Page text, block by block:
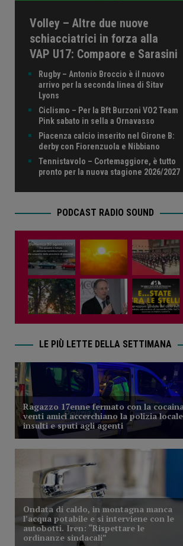
Volley – Altre due nuove
schiacciatrici in forza alla
VAP U17: Compaore e Sarasini
Rugby – Antonio Broccio è il nuovo
arrivo per la seconda linea di Sitav
Lyons
Ciclismo – Per la Bft Burzoni VO2 Team
Pink sabato in sella a Ornavasso
Piacenza calcio inserito nel Girone B:
derby con Fiorenzuola e Nibbiano
Tennistavolo – Cortemaggiore, è tutto
pronto per la nuova stagione 2026/2027
PODCAST RADIO SOUND
LE PIÙ LETTE DELLA SETTIMANA